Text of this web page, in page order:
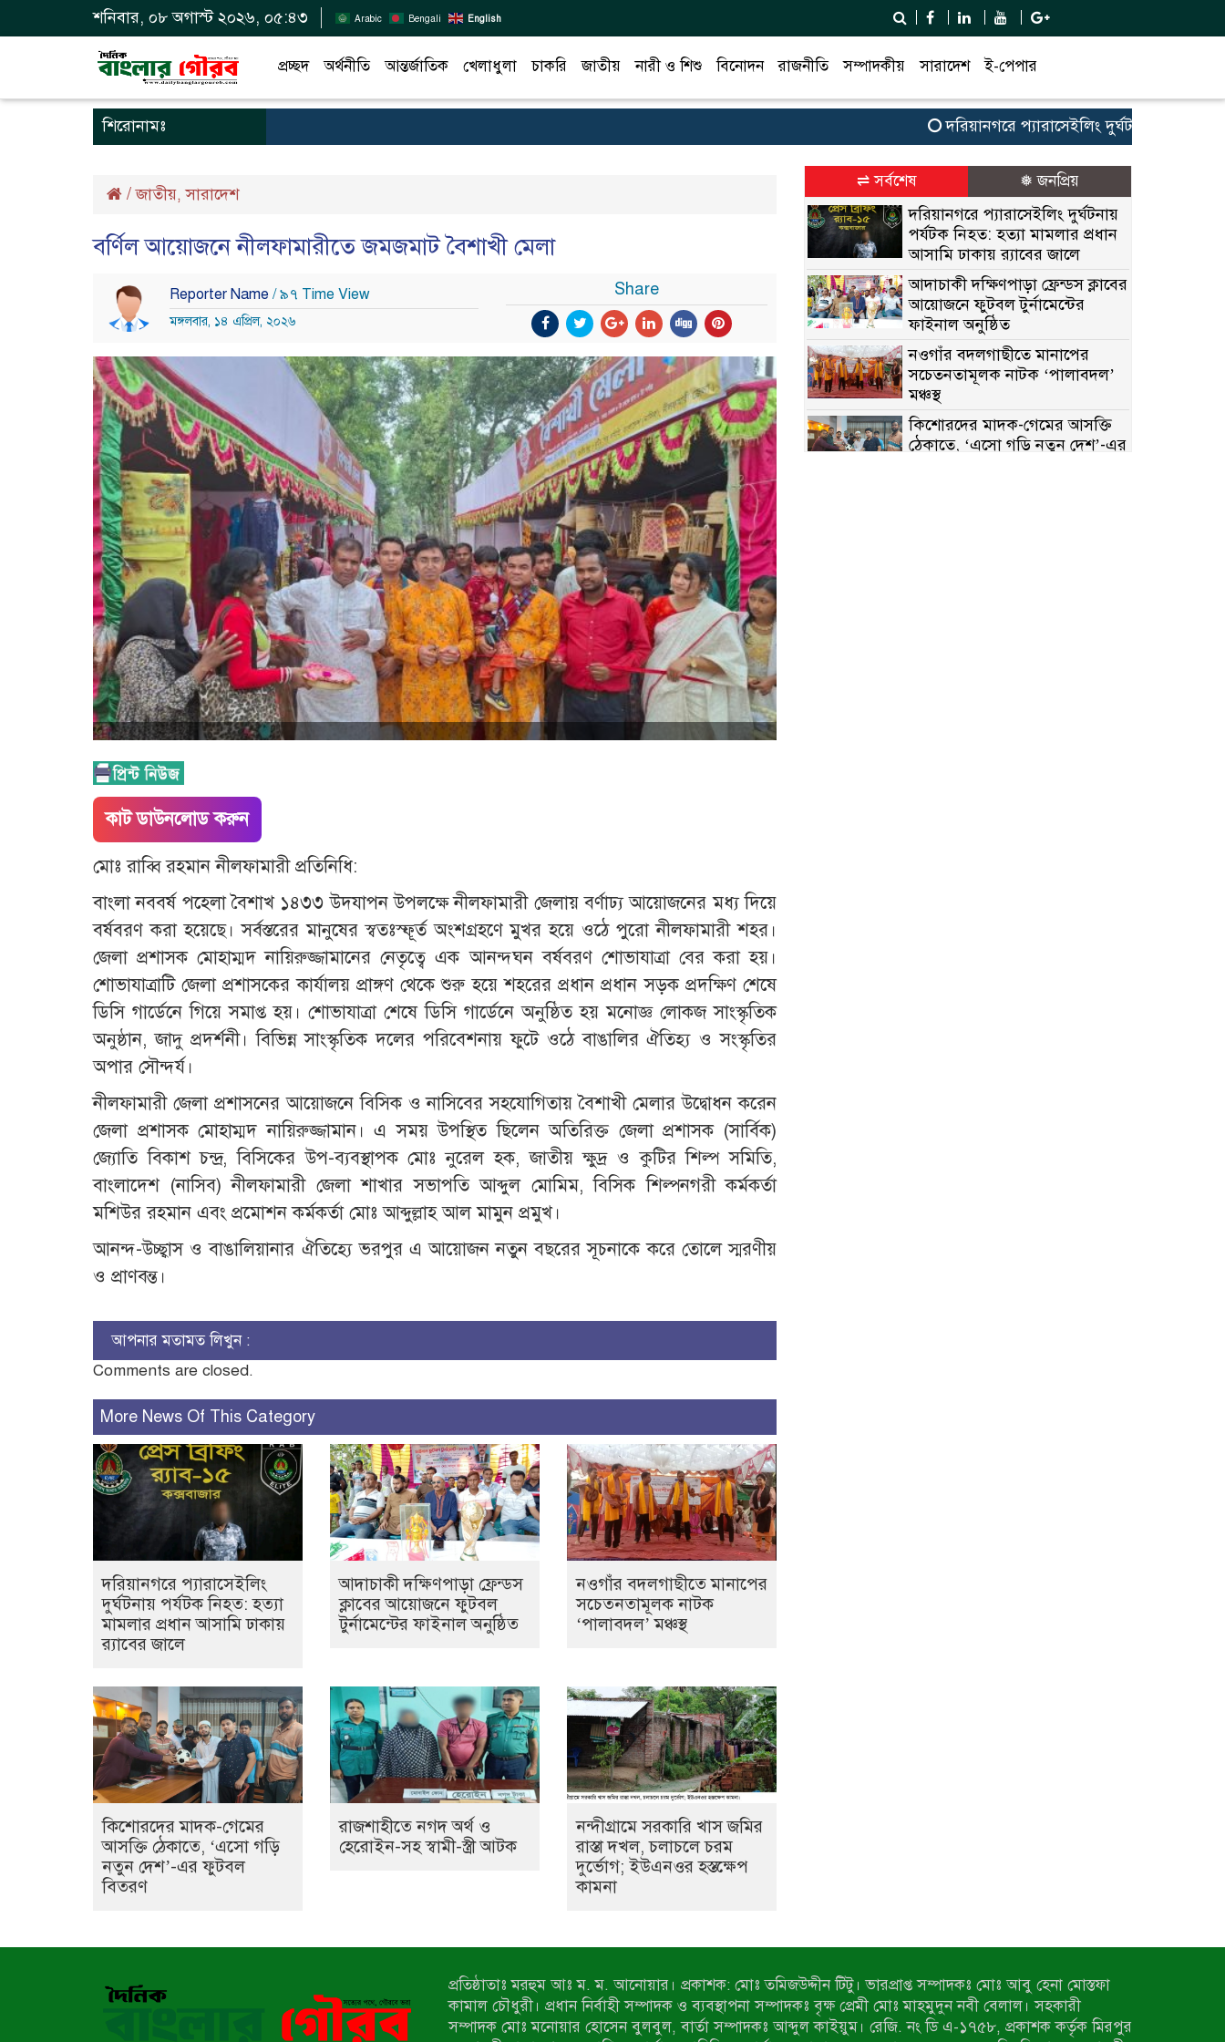
শনিবার, ০৮ অগাস্ট ২০২৬, ০৫:৪৩ Arabic Bengali English
প্রচ্ছদ অর্থনীতি আন্তর্জাতিক খেলাধুলা চাকরি জাতীয় নারী ও শিশু বিনোদন রাজনীতি সম্পাদকীয় সারাদেশ ই-পেপার
শিরোনামঃ দরিয়ানগরে প্যারাসেইলিং দুর্ঘটনায় পর্যটক
/জাতীয়,সারাদেশ
বর্ণিল আয়োজনে নীলফামারীতে জমজমাট বৈশাখী মেলা
Reporter Name / ৯৭ Time View
মঙ্গলবার, ১৪ এপ্রিল, ২০২৬
Share
কাট ডাউনলোড করুন
মোঃ রাব্বি রহমান নীলফামারী প্রতিনিধি:
বাংলা নববর্ষ পহেলা বৈশাখ ১৪৩৩ উদযাপন উপলক্ষে নীলফামারী জেলায় বর্ণাঢ্য আয়োজনের মধ্য দিয়ে
বর্ষবরণ করা হয়েছে। সর্বস্তরের মানুষের স্বতঃস্ফূর্ত অংশগ্রহণে মুখর হয়ে ওঠে পুরো নীলফামারী শহর।
জেলা প্রশাসক মোহাম্মদ নায়িরুজ্জামানের নেতৃত্বে এক আনন্দঘন বর্ষবরণ শোভাযাত্রা বের করা হয়।
শোভাযাত্রাটি জেলা প্রশাসকের কার্যালয় প্রাঙ্গণ থেকে শুরু হয়ে শহরের প্রধান প্রধান সড়ক প্রদক্ষিণ শেষে
ডিসি গার্ডেনে গিয়ে সমাপ্ত হয়। শোভাযাত্রা শেষে ডিসি গার্ডেনে অনুষ্ঠিত হয় মনোজ্ঞ লোকজ সাংস্কৃতিক
অনুষ্ঠান, জাদু প্রদর্শনী। বিভিন্ন সাংস্কৃতিক দলের পরিবেশনায় ফুটে ওঠে বাঙালির ঐতিহ্য ও সংস্কৃতির
অপার সৌন্দর্য।
নীলফামারী জেলা প্রশাসনের আয়োজনে বিসিক ও নাসিবের সহযোগিতায় বৈশাখী মেলার উদ্বোধন করেন
জেলা প্রশাসক মোহাম্মদ নায়িরুজ্জামান। এ সময় উপস্থিত ছিলেন অতিরিক্ত জেলা প্রশাসক (সার্বিক)
জ্যোতি বিকাশ চন্দ্র, বিসিকের উপ-ব্যবস্থাপক মোঃ নুরেল হক, জাতীয় ক্ষুদ্র ও কুটির শিল্প সমিতি,
বাংলাদেশ (নাসিব) নীলফামারী জেলা শাখার সভাপতি আব্দুল মোমিম, বিসিক শিল্পনগরী কর্মকর্তা
মশিউর রহমান এবং প্রমোশন কর্মকর্তা মোঃ আব্দুল্লাহ আল মামুন প্রমুখ।
আনন্দ-উচ্ছ্বাস ও বাঙালিয়ানার ঐতিহ্যে ভরপুর এ আয়োজন নতুন বছরের সূচনাকে করে তোলে স্মরণীয়
ও প্রাণবন্ত।
আপনার মতামত লিখুন :
Comments are closed.
More News Of This Category
দরিয়ানগরে প্যারাসেইলিং
দুর্ঘটনায় পর্যটক নিহত: হত্যা
মামলার প্রধান আসামি ঢাকায়
র‌্যাবের জালে
আদাচাকী দক্ষিণপাড়া ফ্রেন্ডস
ক্লাবের আয়োজনে ফুটবল
টুর্নামেন্টের ফাইনাল অনুষ্ঠিত
নওগাঁর বদলগাছীতে মানাপের
সচেতনতামূলক নাটক
‘পালাবদল’ মঞ্চস্থ
কিশোরদের মাদক-গেমের
আসক্তি ঠেকাতে, ‘এসো গড়ি
নতুন দেশ’-এর ফুটবল
বিতরণ
রাজশাহীতে নগদ অর্থ ও
হেরোইন-সহ স্বামী-স্ত্রী আটক
নন্দীগ্রামে সরকারি খাস জমির
রাস্তা দখল, চলাচলে চরম
দুর্ভোগ; ইউএনওর হস্তক্ষেপ
কামনা
⇌ সর্বশেষ ❅ জনপ্রিয়
দরিয়ানগরে প্যারাসেইলিং দুর্ঘটনায়
পর্যটক নিহত: হত্যা মামলার প্রধান
আসামি ঢাকায় র‌্যাবের জালে
আদাচাকী দক্ষিণপাড়া ফ্রেন্ডস ক্লাবের
আয়োজনে ফুটবল টুর্নামেন্টের
ফাইনাল অনুষ্ঠিত
নওগাঁর বদলগাছীতে মানাপের
সচেতনতামূলক নাটক ‘পালাবদল’
মঞ্চস্থ
কিশোরদের মাদক-গেমের আসক্তি
ঠেকাতে, ‘এসো গড়ি নতুন দেশ’-এর
প্রতিষ্ঠাতাঃ মরহুম আঃ ম. ম. আনোয়ার। প্রকাশক: মোঃ তমিজউদ্দীন টিটু। ভারপ্রাপ্ত সম্পাদকঃ মোঃ আবু হেনা মোস্তফা
কামাল চৌধুরী। প্রধান নির্বাহী সম্পাদক ও ব্যবস্থাপনা সম্পাদকঃ বৃক্ষ প্রেমী মোঃ মাহমুদুন নবী বেলাল। সহকারী
সম্পাদক মোঃ মনোয়ার হোসেন বুলবুল, বার্তা সম্পাদকঃ আব্দুল কাইয়ুম। রেজি. নং ডি এ-১৭৫৮, প্রকাশক কর্তৃক মিরপুর